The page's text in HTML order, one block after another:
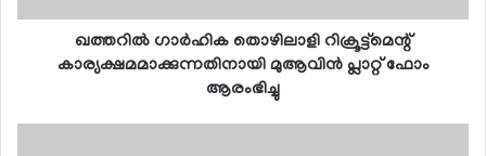
ഖത്തറില്‍ ഗാര്‍ഹിക തൊഴിലാളി റിക്രൂട്ട്മെന്റ്
കാര്യക്ഷമമാക്കുന്നതിനായി മുആവിന്‍ പ്ലാറ്റ് ഫോം
ആരംഭിച്ചു